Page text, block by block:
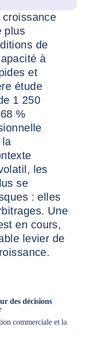
plus
de
à
et
étude
1 250
%
la
les
se
: elles
Une
en cours,
levier de
des décisions
commerciale et la